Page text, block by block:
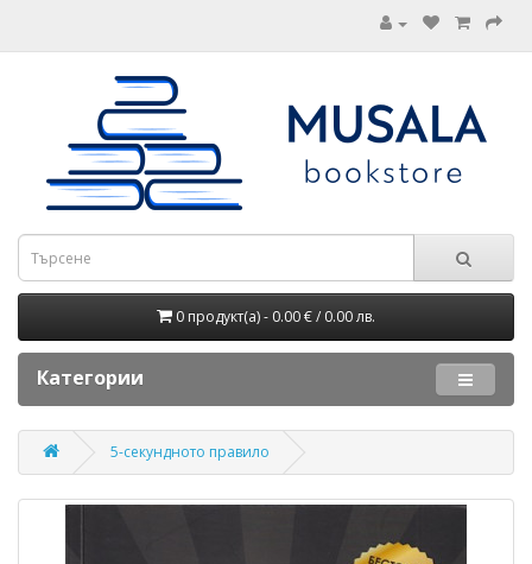
0 продукт(а) - 0.00 € / 0.00 лв.
Категории
5-секундното правило